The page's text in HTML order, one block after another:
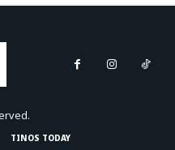
TINOS TODAY